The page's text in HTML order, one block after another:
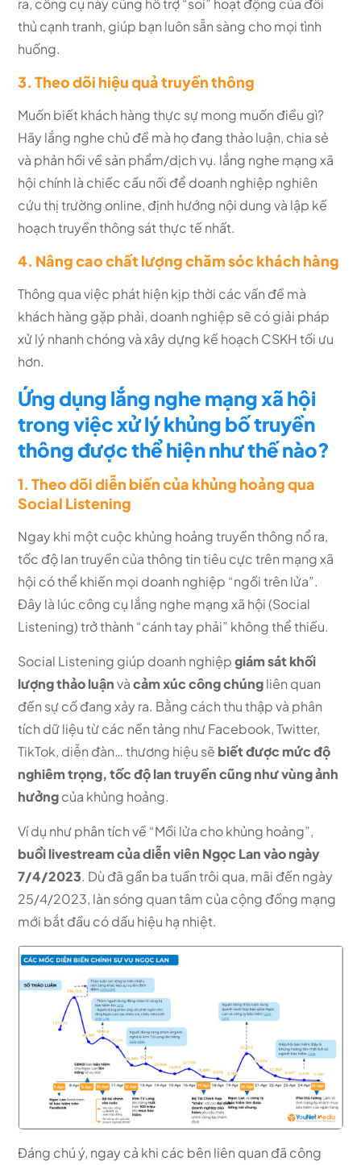
ra, công cụ này cũng hỗ trợ “soi” hoạt động của đối
thủ cạnh tranh, giúp bạn luôn sẵn sàng cho mọi tình
huống.
3. Theo dõi hiệu quả truyền thông
Muốn biết khách hàng thực sự mong muốn điều gì?
Hãy lắng nghe chủ đề mà họ đang thảo luận, chia sẻ
và phản hồi về sản phẩm/dịch vụ. lắng nghe mạng xã
hội chính là chiếc cầu nối để doanh nghiệp nghiên
cứu thị trường online, định hướng nội dung và lập kế
hoạch truyền thông sát thực tế nhất.
4. Nâng cao chất lượng chăm sóc khách hàng
Thông qua việc phát hiện kịp thời các vấn đề mà
khách hàng gặp phải, doanh nghiệp sẽ có giải pháp
xử lý nhanh chóng và xây dựng kế hoạch CSKH tối ưu
hơn.
Ứng dụng lắng nghe mạng xã hội
trong việc xử lý khủng bố truyền
thông được thể hiện như thế nào?
1. Theo dõi diễn biến của khủng hoảng qua
Social Listening
Ngay khi một cuộc khủng hoảng truyền thông nổ ra,
tốc độ lan truyền của thông tin tiêu cực trên mạng xã
hội có thể khiến mọi doanh nghiệp “ngồi trên lửa”.
Đây là lúc công cụ lắng nghe mạng xã hội (Social
Listening) trở thành “cánh tay phải” không thể thiếu.
Social Listening giúp doanh nghiệpgiám sát khối
lượng thảo luậnvàcảm xúc công chúngliên quan
đến sự cố đang xảy ra. Bằng cách thu thập và phân
tích dữ liệu từ các nền tảng như Facebook, Twitter,
TikTok, diễn đàn… thương hiệu sẽ biết được mức độ
nghiêm trọng, tốc độ lan truyền cũng như vùng ảnh
hưởngcủa khủng hoảng.
Ví dụ như phân tích về “Mồi lửa cho khủng hoảng”,
buổi livestream của diễn viên Ngọc Lan vào ngày
7/4/2023. Dù đã gần ba tuần trôi qua, mãi đến ngày
25/4/2023, làn sóng quan tâm của cộng đồng mạng
mới bắt đầu có dấu hiệu hạ nhiệt.
Đáng chú ý, ngay cả khi các bên liên quan đã công